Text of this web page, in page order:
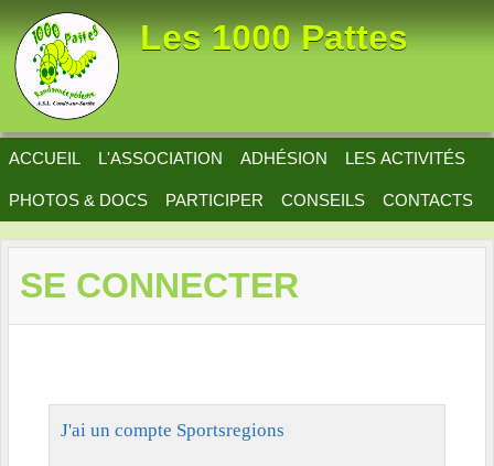
Les 1000 Pattes
ACCUEIL L'ASSOCIATION ADHÉSION LES ACTIVITÉS
PHOTOS & DOCS PARTICIPER CONSEILS CONTACTS
SE CONNECTER
J'ai un compte Sportsregions
Panneau de gestion des cookies